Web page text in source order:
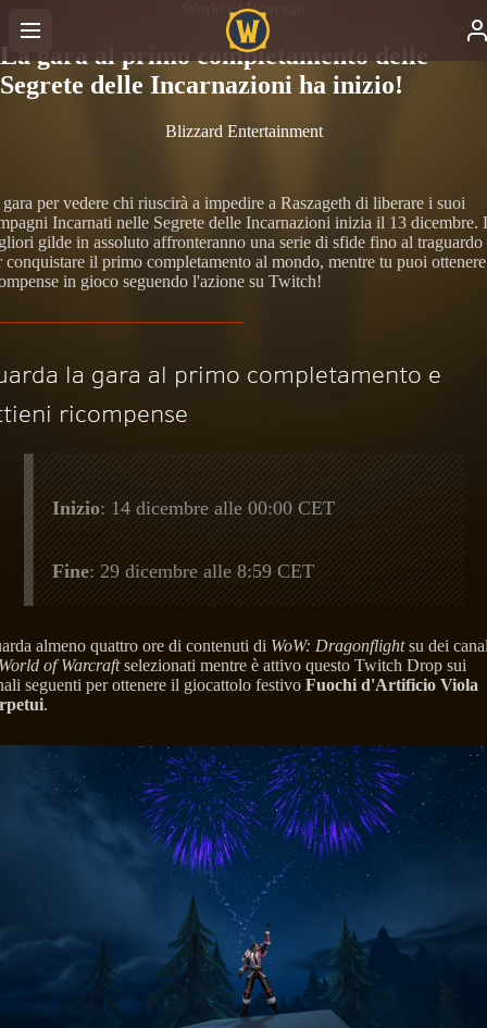
World of Warcraft
La gara al primo completamento delle
Segrete delle Incarnazioni ha inizio!
Blizzard Entertainment
per vedere chi riuscirà a impedire a Raszageth di liberare i suoi
Incarnati nelle Segrete delle Incarnazioni inizia il 13 dicembre.
gilde in assoluto affronteranno una serie di sfide fino al traguardo
conquistare il primo completamento al mondo, mentre tu puoi ottenere
in gioco seguendo l'azione su Twitch!
la gara al primo completamento e
ricompense
Inizio: 14 dicembre alle 00:00 CET
Fine: 29 dicembre alle 8:59 CET
almeno quattro ore di contenuti di WoW: Dragonflightsu dei
of Warcraftselezionati mentre è attivo questo Twitch Drop sui
seguenti per ottenere il giocattolo festivo Fuochi d'Artificio Viola
.